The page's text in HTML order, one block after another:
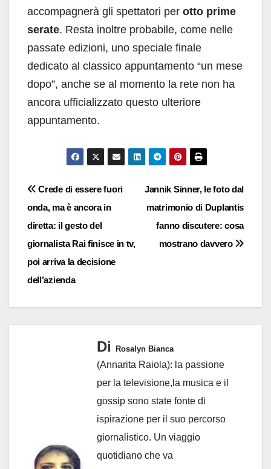
accompagnerà gli spettatori per otto prime
serate. Resta inoltre probabile, come nelle
passate edizioni, uno speciale finale
dedicato al classico appuntamento “un mese
dopo”, anche se al momento la rete non ha
ancora ufficializzato questo ulteriore
appuntamento.
Navigazione
articoli
Jannik Sinner, le foto dal
matrimonio di Duplantis
fanno discutere: cosa
mostrano davvero
Crede di essere fuori
onda, ma è ancora in
diretta: il gesto del
giornalista Rai finisce in tv,
poi arriva la decisione
dell’azienda
Di Rosalyn Bianca
(Annarita Raiola): la passione
per la televisione,la musica e il
gossip sono state fonte di
ispirazione per il suo percorso
giornalistico. Un viaggio
quotidiano che va